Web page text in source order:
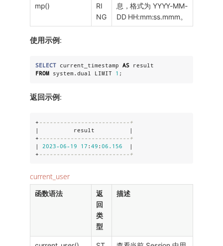
mp()
RI
NG
息，格式为 YYYY-MM-
DD HH:mm:ss.mmm。
使用示例 :
SELECT current_timestamp AS
FROM system.dual LIMIT 1 ;
返回示例 :
+ --------------------------+
|          result          |
+ --------------------------+
| 2023-06-19 17 :49 :06.156
  |
+ --------------------------+
current_user
函数语法
返
回
类
型
描述